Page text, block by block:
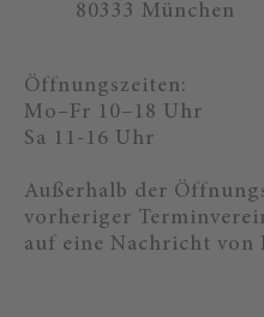
80333 München
Öffnungszeiten:
Mo–Fr 10–18 Uhr
Sa 11-16 Uhr
Außerhalb der
vorheriger
auf eine Nachricht von